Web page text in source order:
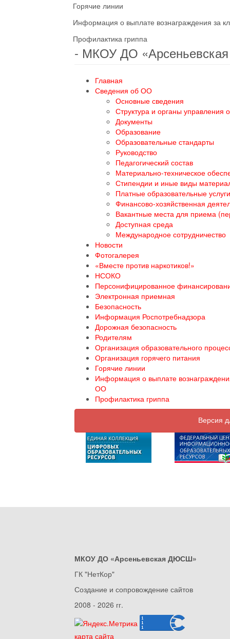
Горячие линии
Информация о выплате вознаграждения за
Профилактика гриппа
- МКОУ ДО
Главная
Сведения об ОО
Основные сведения
Структура и органы управления
Документы
Образование
Образовательные стандарты
Руководство
Педагогический состав
Материально-техническое
Стипендии и иные виды
Платные образовательные услуги
Финансово-хозяйственная
Вакантные места для приема
Доступная среда
Международное сотрудничество
Новости
Фотогалерея
«Вместе против наркотиков!»
НСОКО
Персонифицированное
Электронная приемная
Безопасность
Информация Роспотребнадзора
Дорожная безопасность
Родителям
Организация образовательного
Организация горячего питания
Горячие линии
Информация о выплате
ОО
Профилактика гриппа
Версия
МКОУ ДО «Арсеньевская ДЮСШ»
ГК "НетКор"
Создание и сопровождение сайтов
2008 - 2026 гг.
карта сайта